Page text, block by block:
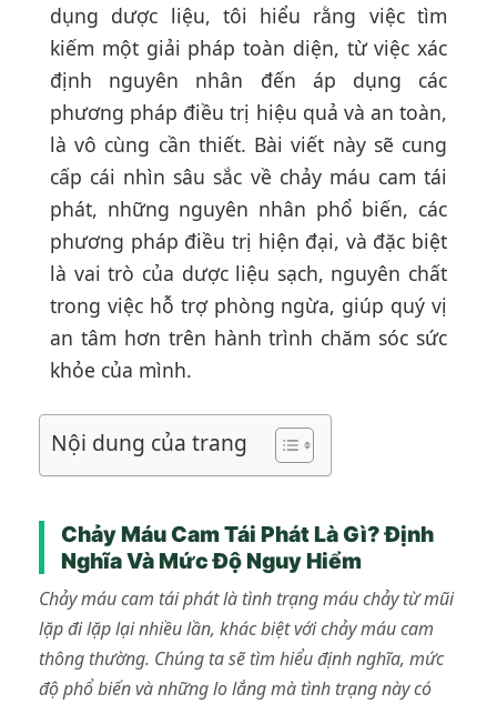
dụng dược liệu, tôi hiểu rằng việc tìm
kiếm một giải pháp toàn diện, từ việc xác
định nguyên nhân đến áp dụng các
phương pháp điều trị hiệu quả và an toàn,
là vô cùng cần thiết. Bài viết này sẽ cung
cấp cái nhìn sâu sắc về chảy máu cam tái
phát, những nguyên nhân phổ biến, các
phương pháp điều trị hiện đại, và đặc biệt
là vai trò của dược liệu sạch, nguyên chất
trong việc hỗ trợ phòng ngừa, giúp quý vị
an tâm hơn trên hành trình chăm sóc sức
khỏe của mình.
Nội dung của trang
Chảy Máu Cam Tái Phát Là Gì? Định
Nghĩa Và Mức Độ Nguy Hiểm
Chảy máu cam tái phát là tình trạng máu chảy từ mũi
lặp đi lặp lại nhiều lần, khác biệt với chảy máu cam
thông thường. Chúng ta sẽ tìm hiểu định nghĩa, mức
độ phổ biến và những lo lắng mà tình trạng này có